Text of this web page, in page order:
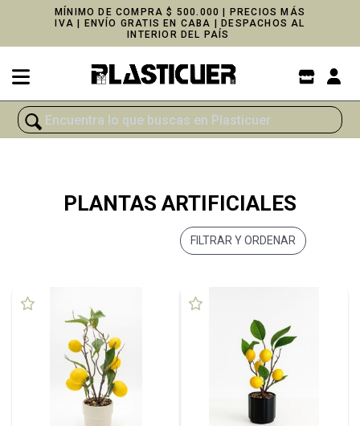
MÍNIMO DE COMPRA $ 500.000 | PRECIOS MÁS
IVA | ENVÍO GRATIS EN CABA | DESPACHOS AL
INTERIOR DEL PAÍS
PLANTAS ARTIFICIALES
FILTRAR Y ORDENAR